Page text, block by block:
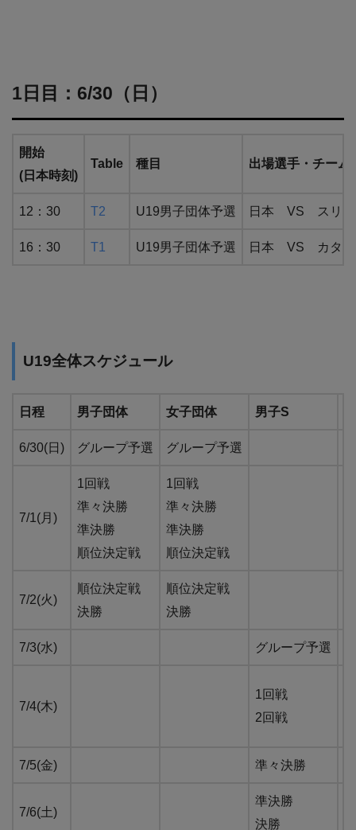
1日目：6/30（日）
開始
(日本時刻)
Table 種目 出場選手・チーム
12：30 T2 U19男子団体予選 日本 VS スリラ
16：30 T1 U19男子団体予選 日本 VS カター
U19全体スケジュール
日程 男子団体 女子団体 男子S
6/30(日) グループ予選 グループ予選
7/1(月)
1回戦
準々決勝
準決勝
順位決定戦
1回戦
準々決勝
準決勝
順位決定戦
7/2(火)
順位決定戦
決勝
順位決定戦
決勝
7/3(水) グループ予選
7/4(木)
1回戦
2回戦
7/5(金) 準々決勝
7/6(土)
準決勝
決勝